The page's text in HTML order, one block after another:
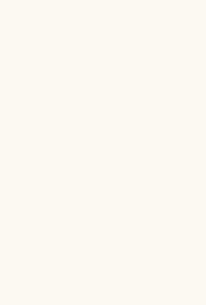
声の高さが、コースの価値をさら
力の一つです。海沿いや山岳、森
す。
大な影響を与えてきました。その
。
その本質的な特徴と設計思想は変
いてさらに詳しく掘り下げていきま
す。ゴルフファン必見の内容です